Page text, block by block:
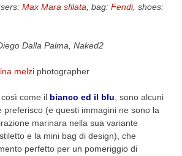
Max Mara sfilata , bag: Fendi, shoes:
Dalla Palma, Naked2
melzi photographer
, così come il bianco ed il blu , sono alcuni
preferisco (e questi immagini ne sono la
marinara nella sua variante
e la mini bag di design), che
perfetto per un pomeriggio di